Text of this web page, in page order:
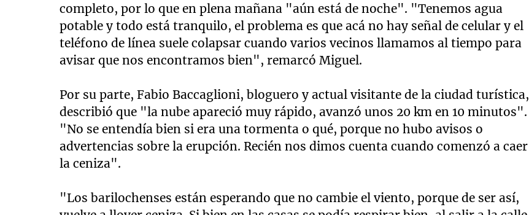
completo, por lo que en plena mañana "aún está de noche". "Tenemos agua
potable y todo está tranquilo, el problema es que acá no hay señal de celular y el
teléfono de línea suele colapsar cuando varios vecinos llamamos al tiempo para
avisar que nos encontramos bien", remarcó Miguel.
Por su parte, Fabio Baccaglioni, bloguero y actual visitante de la ciudad turística,
describió que "la nube apareció muy rápido, avanzó unos 20 km en 10 minutos".
"No se entendía bien si era una tormenta o qué, porque no hubo avisos o
advertencias sobre la erupción. Recién nos dimos cuenta cuando comenzó a caer
la ceniza".
"Los barilochenses están esperando que no cambie el viento, porque de ser así,